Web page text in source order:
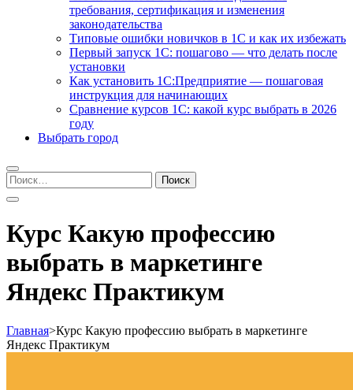
требования, сертификация и изменения
законодательства
Типовые ошибки новичков в 1С и как их избежать
Первый запуск 1С: пошагово — что делать после
установки
Как установить 1С:Предприятие — пошаговая
инструкция для начинающих
Сравнение курсов 1С: какой курс выбрать в 2026
году
Выбрать город
Найти:
Курс Какую профессию
выбрать в маркетинге
Яндекс Практикум
Главная>Курс Какую профессию выбрать в маркетинге
Яндекс Практикум